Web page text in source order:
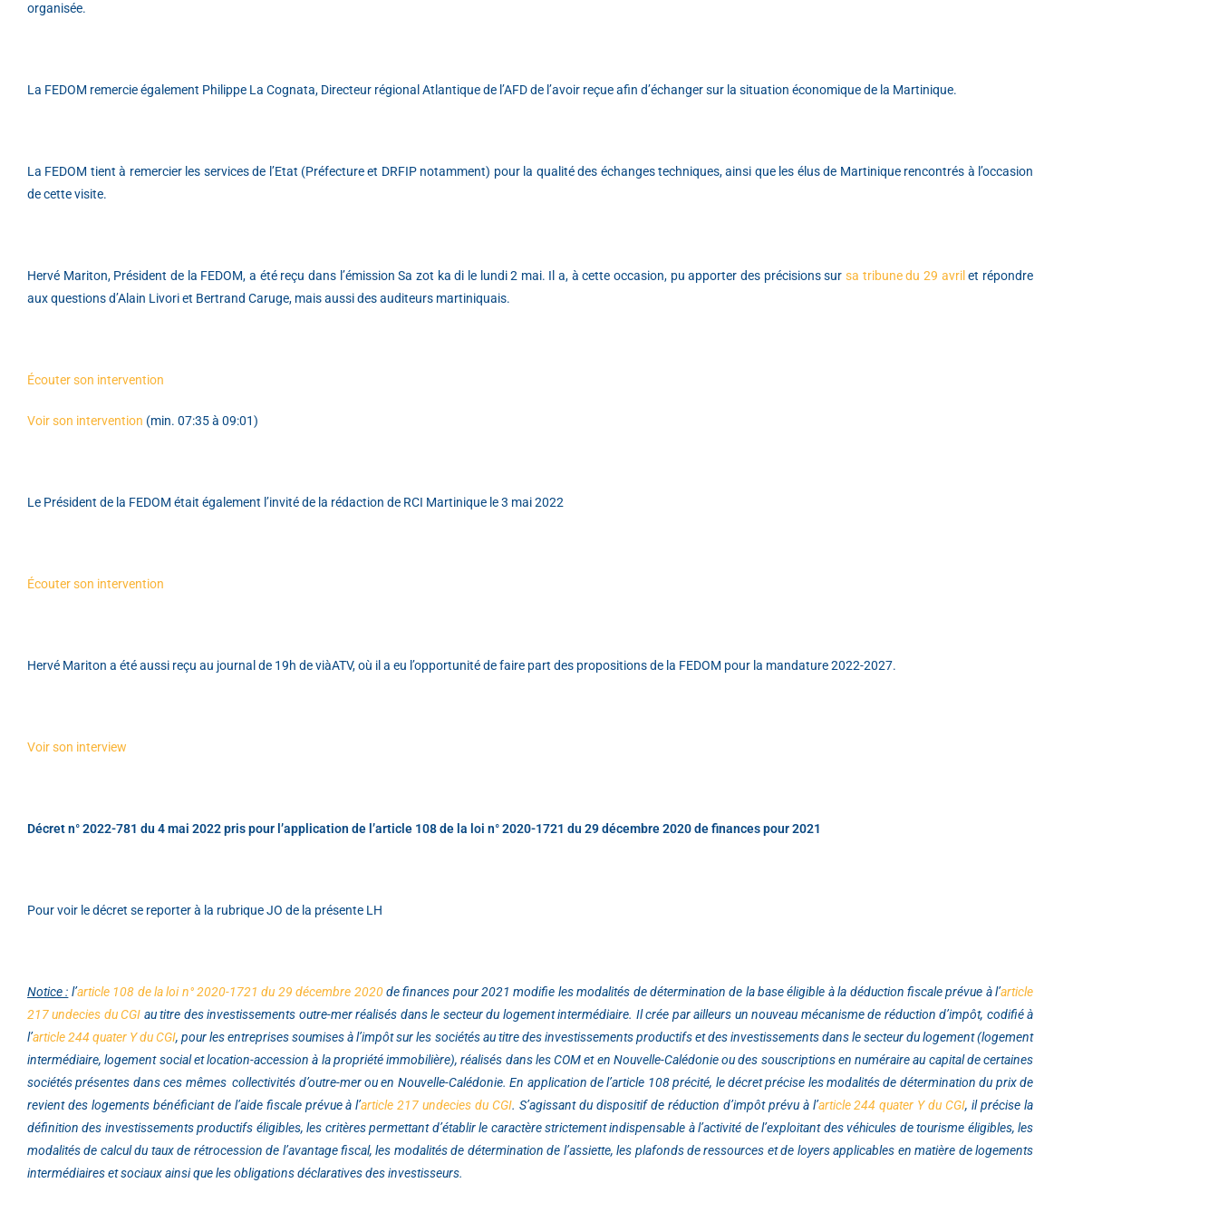
organisée.
La FEDOM remercie également Philippe La Cognata, Directeur régional Atlantique de l’AFD de l’avoir reçue afin d’échanger sur la situation économique de la Martinique.
La FEDOM tient à remercier les services de l’Etat (Préfecture et DRFIP notamment) pour la qualité des échanges techniques, ainsi que les élus de Martinique rencontrés à l’occasion
de cette visite.
Hervé Mariton, Président de la FEDOM, a été reçu dans l’émission Sa zot ka di le lundi 2 mai. Il a, à cette occasion, pu apporter des précisions sursa tribune du 29 avril et répondre
aux questions d’Alain Livori et Bertrand Caruge, mais aussi des auditeurs martiniquais.
Écouter son intervention
Voir son intervention (min. 07:35 à 09:01)
Le Président de la FEDOM était également l’invité de la rédaction de RCI Martinique le 3 mai 2022
Écouter son intervention
Hervé Mariton a été aussi reçu au journal de 19h de viàATV, où il a eu l’opportunité de faire part des propositions de la FEDOM pour la mandature 2022-2027.
Voir son interview
Décret n° 2022-781 du 4 mai 2022 pris pour l’application de l’article 108 de la loi n° 2020-1721 du 29 décembre 2020 de finances pour 2021
Pour voir le décret se reporter à la rubrique JO de la présente LH
Notice : l’article 108 de la loi n° 2020-1721 du 29 décembre 2020de finances pour 2021 modifie les modalités de détermination de la base éligible à la déduction fiscale prévue à l’article
217 undecies du CGI au titre des investissements outre-mer réalisés dans le secteur du logement intermédiaire. Il crée par ailleurs un nouveau mécanisme de réduction d’impôt, codifié à
l’article 244 quater Y du CGI, pour les entreprises soumises à l’impôt sur les sociétés au titre des investissements productifs et des investissements dans le secteur du logement (logement
intermédiaire, logement social et location-accession à la propriété immobilière), réalisés dans les COM et en Nouvelle-Calédonie ou des souscriptions en numéraire au capital de certaines
sociétés présentes dans ces mêmes collectivités d’outre-mer ou en Nouvelle-Calédonie. En application de l’article 108 précité, le décret précise les modalités de détermination du prix de
revient des logements bénéficiant de l’aide fiscale prévue à l’article 217 undecies du CGI. S’agissant du dispositif de réduction d’impôt prévu à l’article 244 quater Y du CGI, il précise la
définition des investissements productifs éligibles, les critères permettant d’établir le caractère strictement indispensable à l’activité de l’exploitant des véhicules de tourisme éligibles, les
modalités de calcul du taux de rétrocession de l’avantage fiscal, les modalités de détermination de l’assiette, les plafonds de ressources et de loyers applicables en matière de logements
intermédiaires et sociaux ainsi que les obligations déclaratives des investisseurs.